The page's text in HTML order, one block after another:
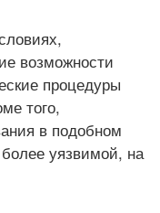
возможности
процедуры
того,
в подобном
уязвимой, на